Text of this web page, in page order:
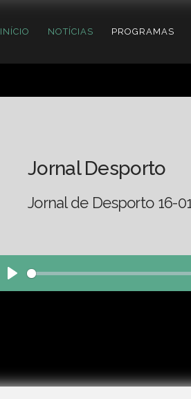
INÍCIO NOTÍCIAS PROGRAMAS
Jornal Desporto
Jornal de Desporto 16-
Play